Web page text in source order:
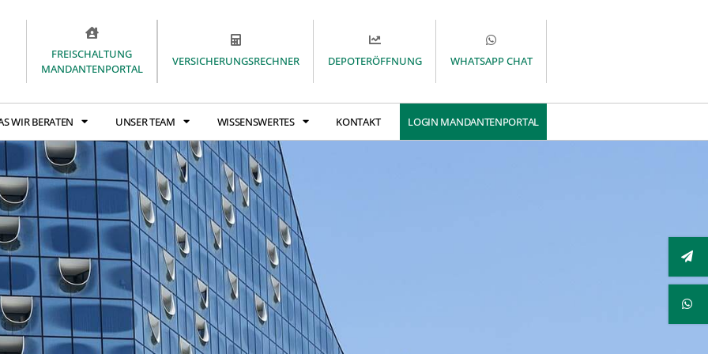
FREISCHALTUNG
MANDANTENPORTAL
VERSICHERUNGSRECHNER DEPOTERÖFFNUNG WHATSAPP CHAT
WIR BERATEN UNSER TEAM WISSENSWERTES KONTAKT LOGIN MANDANTENPORTAL